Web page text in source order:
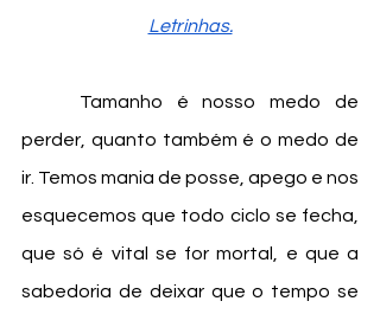
Letrinhas.
perder, quanto também é o medo de
ir. Temos mania de posse, apego e nos
esquecemos que todo ciclo se fecha,
que só é vital se for mortal, e que a
sabedoria de deixar que o tempo se